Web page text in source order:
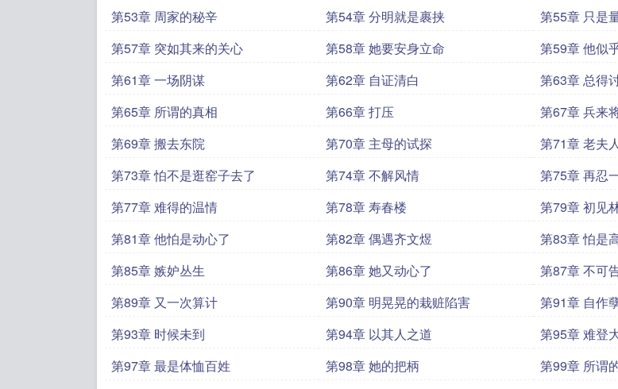
第53章 周家的秘辛
第54章 分明就是裹挟 第55章 只是
第57章 突如其来的关心
第58章 她要安身立命 第59章 他似
第61章 一场阴谋
第62章 自证清白 第63章 总得
第65章 所谓的真相
第66章 打压 第67章 兵来
第69章 搬去东院
第70章 主母的试探 第71章 老夫
第73章 怕不是逛窑子去了
第74章 不解风情 第75章 再忍
第77章 难得的温情
第78章 寿春楼 第79章 初见
第81章 他怕是动心了
第82章 偶遇齐文煜 第83章 怕是
第85章 嫉妒丛生
第86章 她又动心了 第87章 不可
第89章 又一次算计
第90章 明晃晃的栽赃陷害 第91章 自作
第93章 时候未到
第94章 以其人之道 第95章 难登
第97章 最是体恤百姓
第98章 她的把柄 第99章 所谓